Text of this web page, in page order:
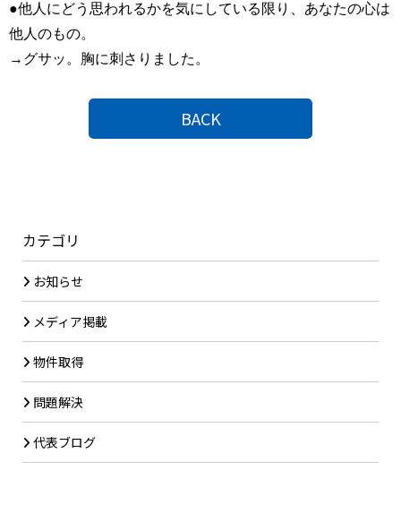
●他人にどう思われるかを気にしている限り、 あなたの心は
他人のもの。
→グサッ。胸に刺さりました。
BACK
カテゴリ
お知らせ
メディア掲載
物件取得
問題解決
代表ブログ